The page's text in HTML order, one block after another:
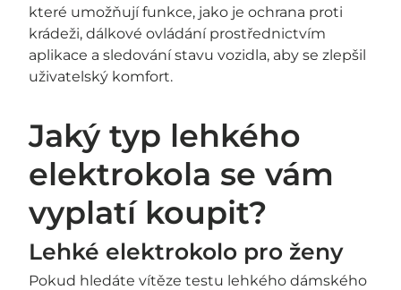
které umožňují funkce, jako je ochrana proti
krádeži, dálkové ovládání prostřednictvím
aplikace a sledování stavu vozidla, aby se zlepšil
uživatelský komfort.
Jaký typ lehkého
elektrokola se vám
vyplatí koupit?
Lehké elektrokolo pro ženy
Pokud hledáte vítěze testu lehkého dámského